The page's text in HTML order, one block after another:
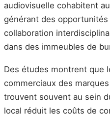
audiovisuelle cohabitent
générant des
collaboration
dans des immeubles de
Des études montrent que
commerciaux des
trouvent souvent au sein
local réduit les coûts de